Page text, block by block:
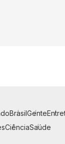
BrasilGente
CiênciaSaúde